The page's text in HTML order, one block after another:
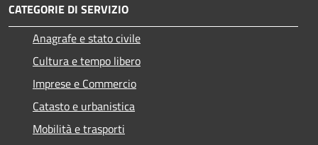
CATEGORIE DI SERVIZIO
Anagrafe e stato civile
Cultura e tempo libero
Imprese e Commercio
Catasto e urbanistica
Mobilità e trasporti